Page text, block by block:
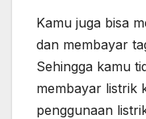
Kamu juga bisa
dan membayar
Sehingga kamu
membayar listrik
penggunaan